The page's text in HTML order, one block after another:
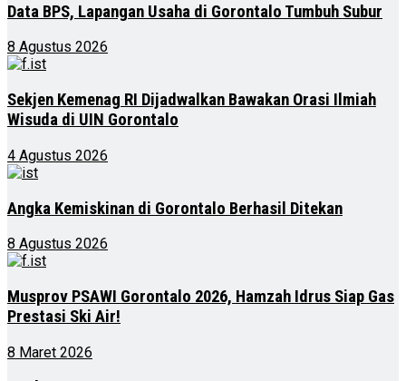
Data BPS, Lapangan Usaha di Gorontalo Tumbuh Subur
8 Agustus 2026
Sekjen Kemenag RI Dijadwalkan Bawakan Orasi Ilmiah
Wisuda di UIN Gorontalo
4 Agustus 2026
Angka Kemiskinan di Gorontalo Berhasil Ditekan
8 Agustus 2026
Musprov PSAWI Gorontalo 2026, Hamzah Idrus Siap Gas
Prestasi Ski Air!
8 Maret 2026